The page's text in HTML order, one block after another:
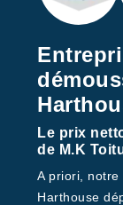
Le prix
de M.K
A priori, notre
Harthouse